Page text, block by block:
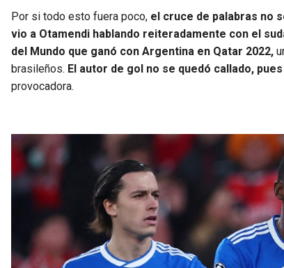
Por si todo esto fuera poco, el cruce de palabras no
vio a Otamendi hablando reiteradamente con el
del Mundo que ganó con Argentina en Qatar 2022,
brasileños. El autor de gol no se quedó callado,
provocadora.